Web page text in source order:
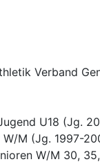
Verband
U18 (Jg.
W/M (Jg. 1997-
W/M 30,